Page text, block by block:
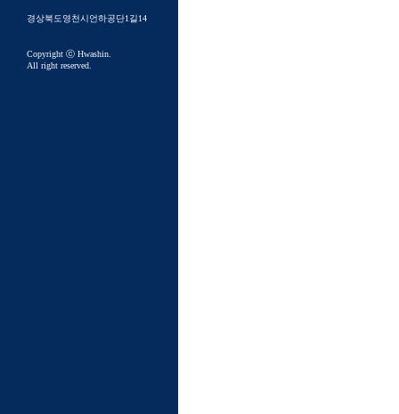
경상북도영천시언하공단1길14
Copyright ⓒ Hwashin.
All right reserved.